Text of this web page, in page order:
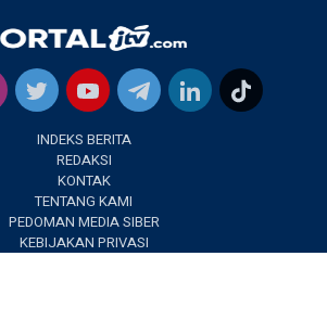
INDEKS BERITA
REDAKSI
KONTAK
TENTANG KAMI
PEDOMAN MEDIA SIBER
KEBIJAKAN PRIVASI